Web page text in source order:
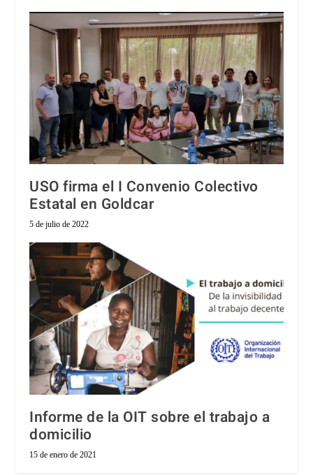
USO firma el I Convenio Colectivo
Estatal en Goldcar
5 de julio de 2022
Informe de la OIT sobre el trabajo a
domicilio
15 de enero de 2021